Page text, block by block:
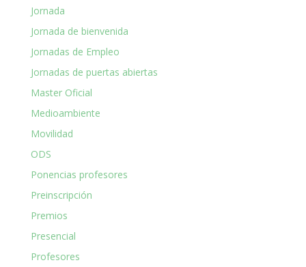
Jornada
Jornada de bienvenida
Jornadas de Empleo
Jornadas de puertas abiertas
Master Oficial
Medioambiente
Movilidad
ODS
Ponencias profesores
Preinscripción
Premios
Presencial
Profesores